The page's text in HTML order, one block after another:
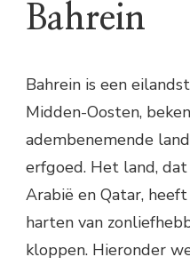
Bahrein
Bahrein is een
Midden-Oosten,
adembenemende
erfgoed. Het land,
Arabië en Qatar,
harten van
kloppen. Hieronder